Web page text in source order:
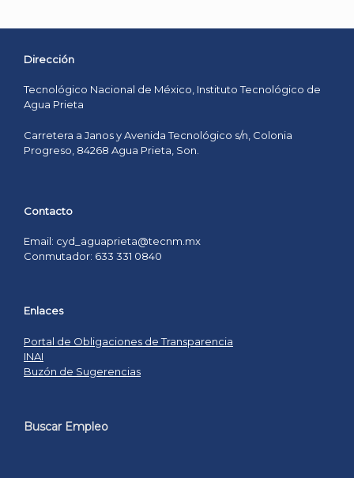
Dirección
Tecnológico Nacional de México, Instituto Tecnológico de
Agua Prieta
Carretera a Janos y Avenida Tecnológico s/n, Colonia
Progreso, 84268 Agua Prieta, Son.
Contacto
Email: cyd_aguaprieta@tecnm.mx
Conmutador: 633 331 0840
Enlaces
Portal de Obligaciones de Transparencia
INAI
Buzón de Sugerencias
Buscar Empleo